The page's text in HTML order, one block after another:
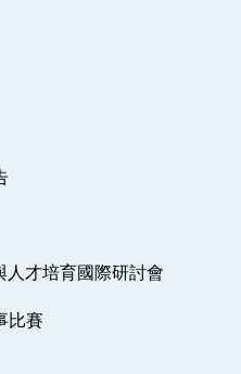
人才培育國際研討會
比賽